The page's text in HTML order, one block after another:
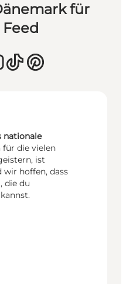
für
nationale
für die vielen
ist
wir hoffen, dass
die du